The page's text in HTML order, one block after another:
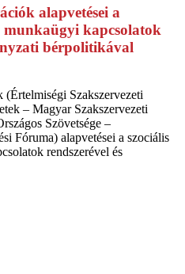
alapvetései a
munkaügyi kapcsolatok
bérpolitikával
Szakszervezeti
– Magyar Szakszervezeti
Szövetsége –
Fóruma) alapvetései a szociális
rendszerével és